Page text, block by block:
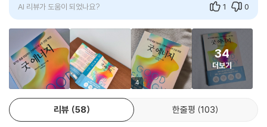
에너지가 부족한 세포, 즉 신진대사 기능 장애로 에너지 생산과 기타 기능
의 수행에 어려움이 있는 세포는 위협받고 위험에 처했다고 감지한다. 이
불안정한 세포는 화학적 경고 신호를 보내 면역체계에 도움을 청한다. 도
움을 주려고 노력하는 과정에서 면역세포는 엄청난 피해를 부수적으로 입
힌다. 자신으로부터 자신을 지키기 위해 말 그대로 전쟁을 일으켜 더 심각
한 증상을 초래한다. 이것이 신진대사 기능 장애와 광범위한 증상과 함께
만성 염증이 나타나는 핵심 원인이다.
문제가 생기면 고혈압이나 심장병이, 난소 세포에서 문제가 생기면 생리불
순이나 난임이 생긴다는 것이다. 병명은 각각 다르지만 뿌리는 하나, 세포
가 더 이상 ‘좋은 에너지’를 만들지 못하고 있다는 게 모든 병의 시작이다.
현대 의료의 함정은 증상들을 따로 떼어놓고 진단하고, 그에 맞는 약을 처
방만 한다는 데 있다. 이 방식은 증상을 잠재우는 것에는 효과적일 수 있지
만, 그 증상을 유발한 세포 단위의 근본적인 문제는 해결하지 못한다. 저자
는 이것이 “건강한 사람들이 잘못된 시스템 속에서 불완전한 치료를 반복
하게 되는 구조”라고 지적한다.
자)
이 책은 우리가 생각하는 것보다 훨씬 더 큰 통제력으로 건강을 관리할 수
있다고 강력히 주장한다.
- 맥스 루가비어 (뉴욕타임스 베스트셀러 《천재의 식단》 저자)
신진대사 건강과 혈당 조절에 대해 쉽게 설명해주는 과학 지식과 실용적
전략으로 가득한 이 책은 여러분의 삶을 바꿔줄 것이다.
AI 리뷰가 도움이 되었나요? 1 0
4
34
더보기
리뷰 58 한줄평 103